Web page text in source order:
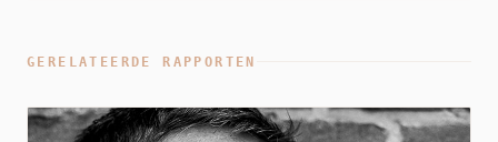
GERELATEERDE RAPPORTEN